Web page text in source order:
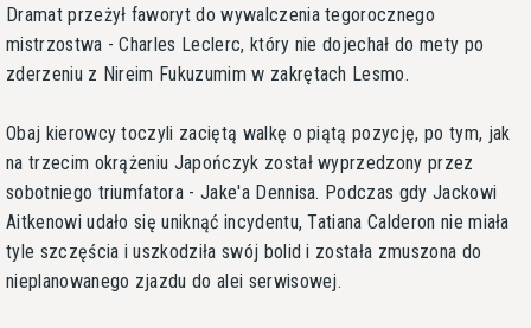
Dramat przeżył faworyt do wywalczenia tegorocznego
mistrzostwa - Charles Leclerc, który nie dojechał do mety po
zderzeniu z Nireim Fukuzumim w zakrętach Lesmo.
Obaj kierowcy toczyli zaciętą walkę o piątą pozycję, po tym, jak
na trzecim okrążeniu Japończyk został wyprzedzony przez
sobotniego triumfatora - Jake'a Dennisa. Podczas gdy Jackowi
Aitkenowi udało się uniknąć incydentu, Tatiana Calderon nie miała
tyle szczęścia i uszkodziła swój bolid i została zmuszona do
nieplanowanego zjazdu do alei serwisowej.